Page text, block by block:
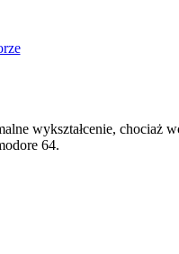
wykształcenie, chociaż
64.